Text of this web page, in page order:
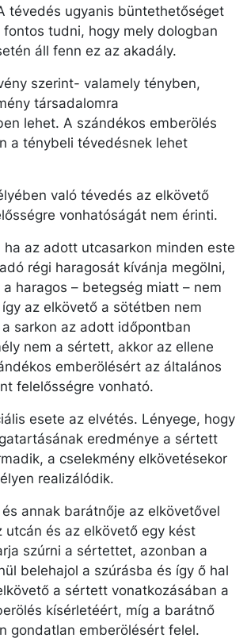
tévedés ugyanis büntethetőséget
tudni, hogy mely dologban
áll fenn ez az akadály.
szerint- valamely tényben,
társadalomra
lehet. A szándékos emberölés
a ténybeli tévedésnek lehet
való tévedés az elkövető
vonhatóságát nem érinti.
ha az adott utcasarkon minden este
régi haragosát kívánja megölni,
haragos – betegség miatt – nem
az elkövető a sötétben nem
sarkon az adott időpontban
nem a sértett, akkor az ellene
emberölésért az általános
felelősségre vonható.
esete az elvétés. Lényege, hogy
eredménye a sértett
a cselekmény elkövetésekor
realizálódik.
annak barátnője az elkövetővel
utcán és az elkövető egy kést
szúrni a sértettet, azonban a
belehajol a szúrásba és így ő hal
a sértett vonatkozásában a
kísérletéért, míg a barátnő
gondatlan emberölésért felel.